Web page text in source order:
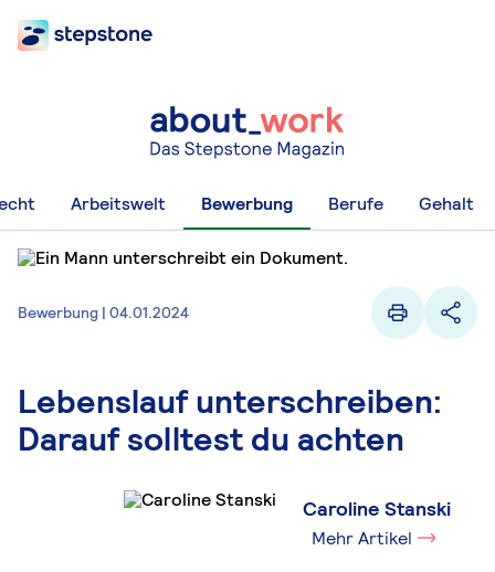
Arbeitswelt Bewerbung Berufe Gehalt
Bewerbung | 04.01.2024
Lebenslauf unterschreiben:
Darauf solltest du achten
Caroline Stanski
Mehr Artikel